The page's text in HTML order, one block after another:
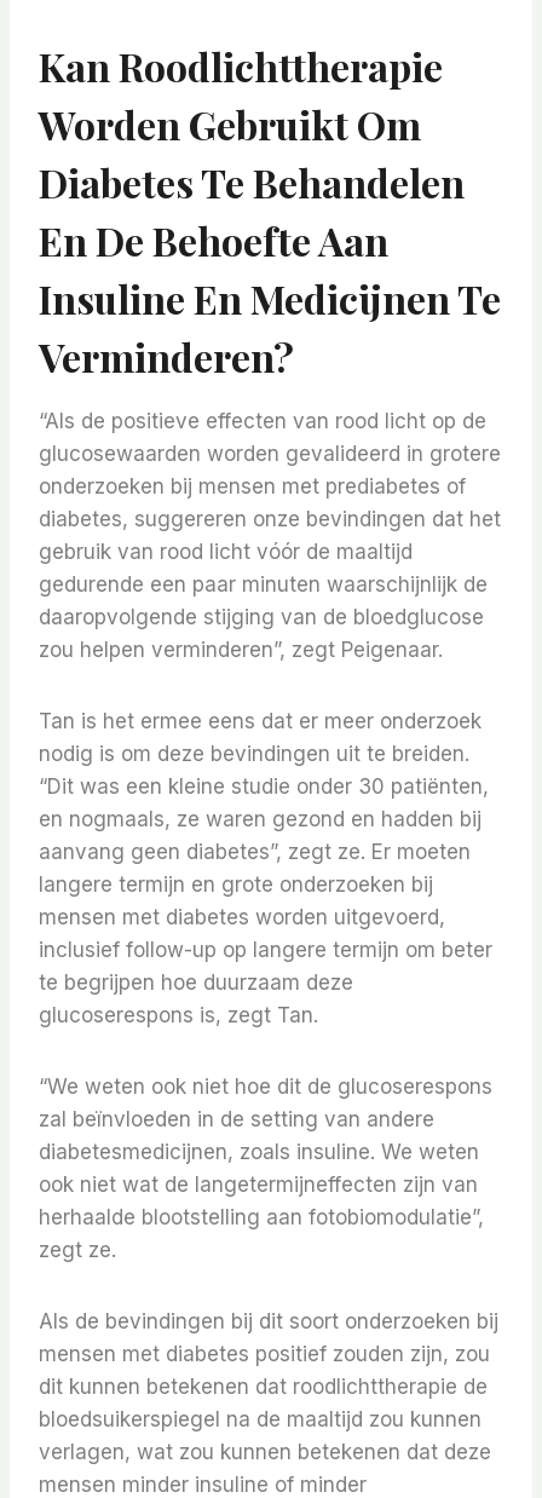
Kan Roodlichttherapie
Worden Gebruikt Om
Diabetes Te Behandelen
En De Behoefte Aan
Insuline En Medicijnen Te
Verminderen?
“Als de positieve effecten van rood licht op de
glucosewaarden worden gevalideerd in grotere
onderzoeken bij mensen met prediabetes of
diabetes, suggereren onze bevindingen dat het
gebruik van rood licht vóór de maaltijd
gedurende een paar minuten waarschijnlijk de
daaropvolgende stijging van de bloedglucose
zou helpen verminderen”, zegt Peigenaar.
Tan is het ermee eens dat er meer onderzoek
nodig is om deze bevindingen uit te breiden.
“Dit was een kleine studie onder 30 patiënten,
en nogmaals, ze waren gezond en hadden bij
aanvang geen diabetes”, zegt ze. Er moeten
langere termijn en grote onderzoeken bij
mensen met diabetes worden uitgevoerd,
inclusief follow-up op langere termijn om beter
te begrijpen hoe duurzaam deze
glucoserespons is, zegt Tan.
“We weten ook niet hoe dit de glucoserespons
zal beïnvloeden in de setting van andere
diabetesmedicijnen, zoals insuline. We weten
ook niet wat de langetermijneffecten zijn van
herhaalde blootstelling aan fotobiomodulatie”,
zegt ze.
Als de bevindingen bij dit soort onderzoeken bij
mensen met diabetes positief zouden zijn, zou
dit kunnen betekenen dat roodlichttherapie de
bloedsuikerspiegel na de maaltijd zou kunnen
verlagen, wat zou kunnen betekenen dat deze
mensen minder insuline of minder